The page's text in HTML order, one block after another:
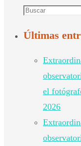
Buscar:
Últimas
el
2026